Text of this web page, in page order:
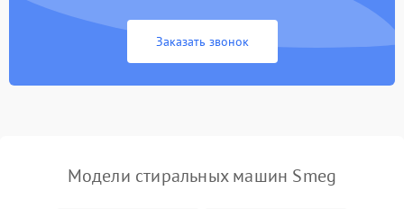
Заказать звонок
Модели стиральных машин Smeg